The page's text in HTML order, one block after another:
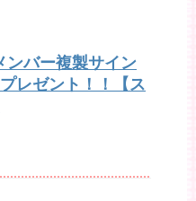
ンバー複製サイン
レゼント！！【ス